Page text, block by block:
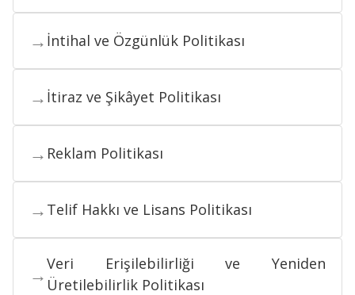
→ İntihal ve Özgünlük Politikası
→ İtiraz ve Şikâyet Politikası
→ Reklam Politikası
→ Telif Hakkı ve Lisans Politikası
→Veri Erişilebilirliği ve Yeniden
Üretilebilirlik Politikası